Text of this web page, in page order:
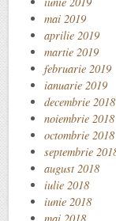
mai 2019
aprilie 2019
martie 2019
februarie 2019
ianuarie 2019
decembrie 2018
noiembrie 2018
octombrie 2018
septembrie
august 2018
iulie 2018
iunie 2018